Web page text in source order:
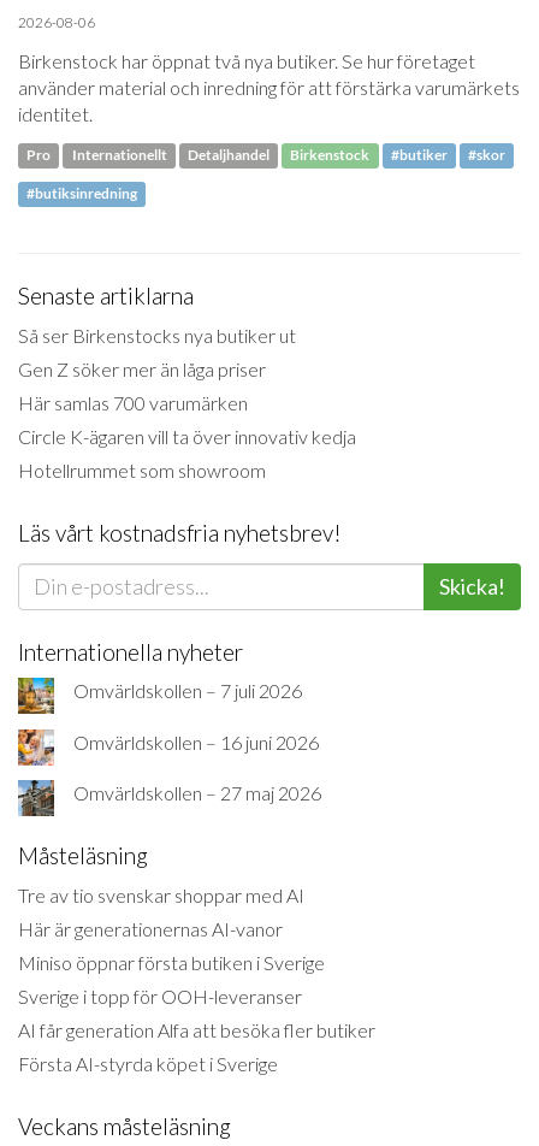
2026-08-06
Birkenstock har öppnat två nya butiker. Se hur företaget
använder material och inredning för att förstärka varumärkets
identitet.
Pro Internationellt Detaljhandel Birkenstock #butiker #skor
#butiksinredning
Senaste artiklarna
Så ser Birkenstocks nya butiker ut
Gen Z söker mer än låga priser
Här samlas 700 varumärken
Circle K-ägaren vill ta över innovativ kedja
Hotellrummet som showroom
Läs vårt kostnadsfria nyhetsbrev!
Skicka!
Internationella nyheter
Omvärldskollen – 7 juli 2026
Omvärldskollen – 16 juni 2026
Omvärldskollen – 27 maj 2026
Måsteläsning
Tre av tio svenskar shoppar med AI
Här är generationernas AI-vanor
Miniso öppnar första butiken i Sverige
Sverige i topp för OOH-leveranser
AI får generation Alfa att besöka fler butiker
Första AI-styrda köpet i Sverige
Veckans måsteläsning